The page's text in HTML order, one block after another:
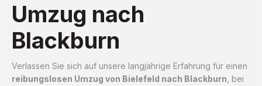
Umzug nach
Blackburn
Verlassen Sie sich auf unsere langjährige Erfahrung für einen
reibungslosen Umzug von Bielefeld nach Blackburn , bei